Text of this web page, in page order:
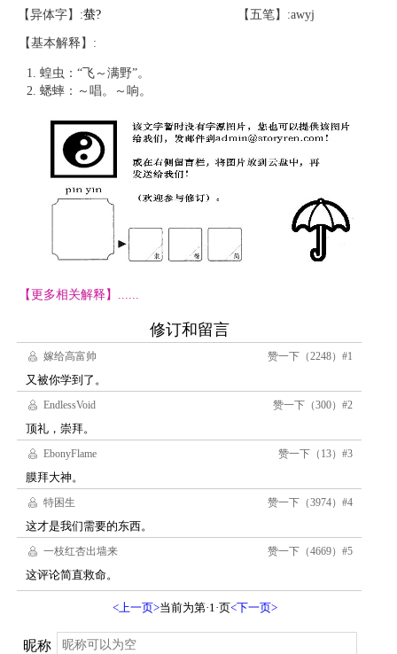
【异体字】:蛬? 【五笔】:awyj
【基本解释】:
蝗虫：“飞～满野”。
蟋蟀：～唱。～响。
【更多相关解释】......